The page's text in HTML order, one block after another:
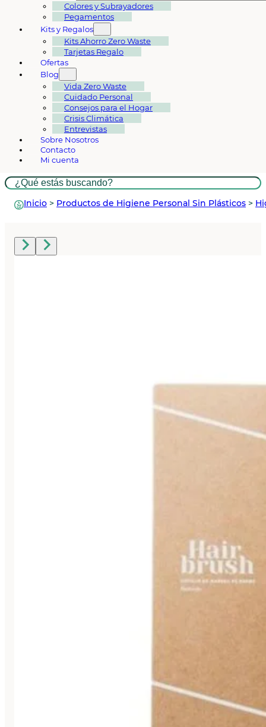
Colores y Subrayadores
Pegamentos
Kits y Regalos
Kits Ahorro Zero Waste
Tarjetas Regalo
Ofertas
Blog
Vida Zero Waste
Cuidado Personal
Consejos para el Hogar
Crisis Climática
Entrevistas
Sobre Nosotros
Contacto
Mi cuenta
Buscar
Inicio > Productos de Higiene Personal Sin Plásticos >